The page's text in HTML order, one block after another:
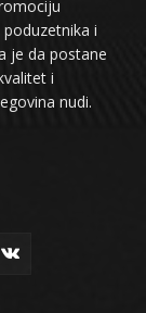
i
je da postane
i
nudi.